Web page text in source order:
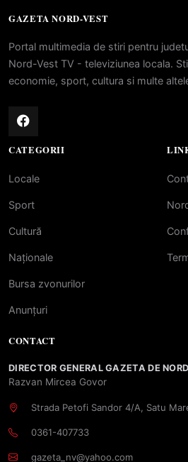
GAZETA NORD-VEST
Portal multimedia de stiri pentru
Nord-Vest TV - televiziunea locala.
economie, sport, cultura si multe
CATEGORII
Locale
Sport
Cultură
Naționale
Bursa zvonurilor
Anunțuri
CONTACT
DIRECTOR GENERAL GAZETA DE
Razvan Mircea Govor
Strada Petofi Sandor 4/A, Satu
0361-407733
gazeta_nv@yahoo.com